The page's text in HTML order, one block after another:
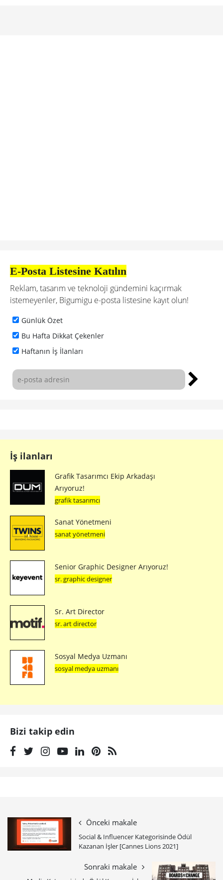
E-Posta Listesine Katılın
Reklam, tasarım ve teknoloji gündemini kaçırmak
istemeyenler, Bigumigu e-posta listesine kayıt olun!
Günlük Özet
Bu Hafta Dikkat Çekenler
Haftanın İş İlanları
İş ilanları
Grafik Tasarımcı Ekip Arkadaşı
Arıyoruz!
grafik tasarımcı
Sanat Yönetmeni
sanat yönetmeni
Senior Graphic Designer Arıyoruz!
sr. graphic designer
Sr. Art Director
sr. art director
Sosyal Medya Uzmanı
sosyal medya uzmanı
Bizi takip edin
Önceki makale
Social & Influencer Kategorisinde Ödül
Kazanan İşler [Cannes Lions 2021]
Sonraki makale